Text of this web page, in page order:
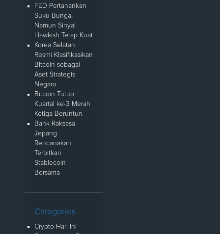
FED Pertahankan
Suku Bunga,
Namun Sinyal
Hawkish Tetap Kuat
Korea Selatan
Resmi Klasifikasikan
Bitcoin sebagai
Aset Strategis
Negara
Bitcoin Tutup
Kuartal ke-3 Merah
Ketiga Beruntun
Bank Raksasa
Jepang
Rencanakan
Terbitkan
Stablecoin
Bersama
Categories
Crypto Hari Ini